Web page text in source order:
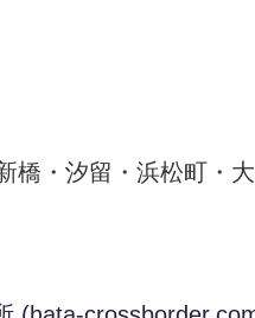
橋・汐留・浜松町・